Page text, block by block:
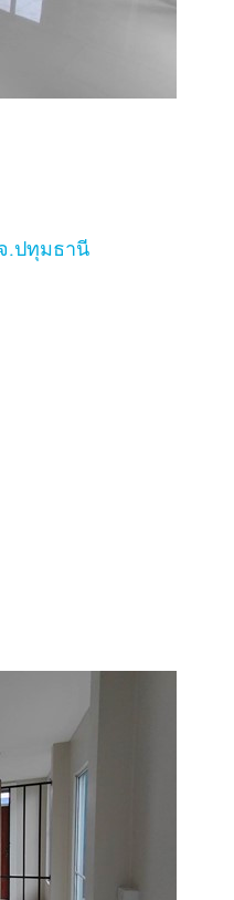
.ปทุมธานี